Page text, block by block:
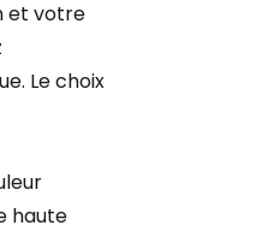
et votre
Le choix
haute